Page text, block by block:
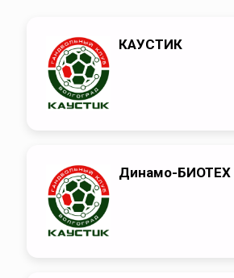
КАУСТИК
Динамо-БИОТЕХ